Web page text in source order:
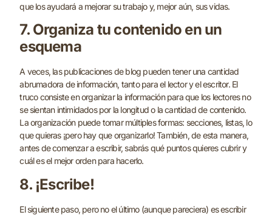
que los ayudará a mejorar su trabajo y, mejor aún, sus vidas.
7. Organiza tu contenido en un
esquema
A veces, las publicaciones de blog pueden tener una cantidad
abrumadora de información, tanto para el lector y el escritor. El
truco consiste en organizar la información para que los lectores no
se sientan intimidados por la longitud o la cantidad de contenido.
La organización puede tomar múltiples formas: secciones, listas, lo
que quieras ¡pero hay que organizarlo! También, de esta manera,
antes de comenzar a escribir, sabrás qué puntos quieres cubrir y
cuál es el mejor orden para hacerlo.
8. ¡Escribe!
El siguiente paso, pero no el último (aunque pareciera) es escribir